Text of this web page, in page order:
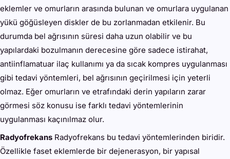
eklemler ve omurların arasında bulunan ve omurlara uygulanan
yükü göğüsleyen diskler de bu zorlanmadan etkilenir. Bu
durumda bel ağrısının süresi daha uzun olabilir ve bu
yapılardaki bozulmanın derecesine göre sadece istirahat,
antiinflamatuar ilaç kullanımı ya da sıcak kompres uygulanması
gibi tedavi yöntemleri, bel ağrısının geçirilmesi için yeterli
olmaz. Eğer omurların ve etrafındaki derin yapıların zarar
görmesi söz konusu ise farklı tedavi yöntemlerinin
uygulanması kaçınılmaz olur.
Radyofrekans Radyofrekans bu tedavi yöntemlerinden biridir.
Özellikle faset eklemlerde bir dejenerasyon, bir yapısal